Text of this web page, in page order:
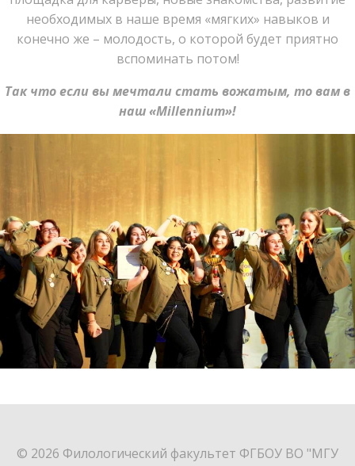
необходимых в наше время «мягких» навыков и
конечно же – молодость, о которой будет приятно
вспоминать потом!
Так что если вы мечтали стать вожатым, то вам в
наш «Millennium»!
© 2026 Филологический факультет ФГБОУ ВО "МГУ